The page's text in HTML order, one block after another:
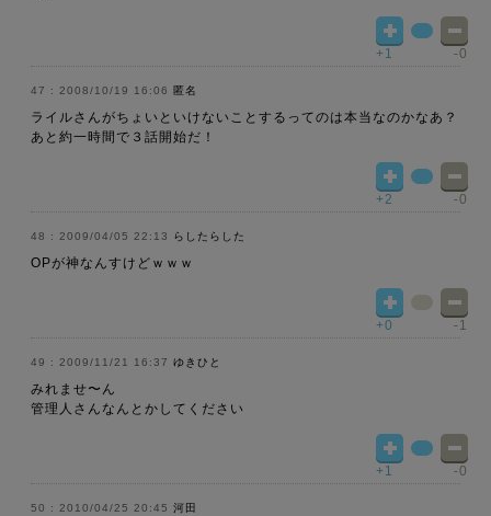
+1 -0
2008/10/19 16:06 匿名
ライルさんがちょいといけないことするってのは本当なのかなあ？
あと約一時間で３話開始だ！
+2 -0
2009/04/05 22:13 らしたらした
OPが神なんすけどｗｗｗ
+0 -1
2009/11/21 16:37 ゆきひと
みれませ〜ん
管理人さんなんとかしてください
+1 -0
2010/04/25 20:45 河田